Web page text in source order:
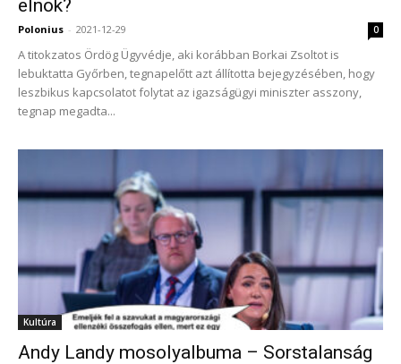
elnök?
Polonius - 2021-12-29 0
A titokzatos Ördög Ügyvédje, aki korábban Borkai Zsoltot is
lebuktatta Győrben, tegnapelőtt azt állította bejegyzésében, hogy
leszbikus kapcsolatot folytat az igazságügyi miniszter asszony,
tegnap megadta...
Kultúra
Andy Landy mosolyalbuma – Sorstalanság